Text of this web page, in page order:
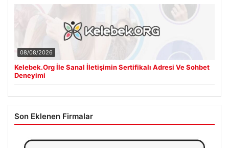
08/08/2026
Kelebek.Org İle Sanal İletişimin Sertifikalı Adresi Ve Sohbet
Deneyimi
Son Eklenen Firmalar